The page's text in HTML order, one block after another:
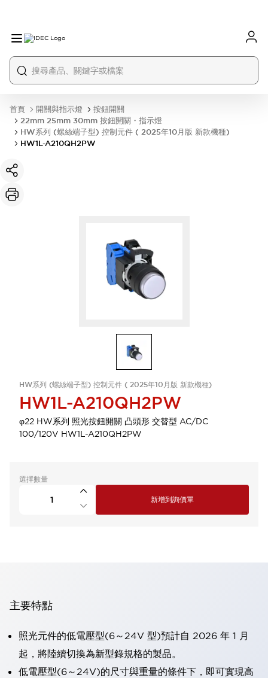
首頁 開關與指示燈
按鈕開關
22mm 25mm 30mm 按鈕開關・指示燈
HW系列 (螺絲端子型) 控制元件 ( 2025年10月版 新款機種)
HW1L-A210QH2PW
HW系列 (螺絲端子型) 控制元件 ( 2025年10月版 新款機種)
HW1L-A210QH2PW
φ22 HW系列 照光按鈕開關 凸頭形 交替型 AC/DC
100/120V HW1L-A210QH2PW
選擇數量
新增到詢價單
主要特點
照光元件的低電壓型(6～24V 型)預計自 2026 年 1 月
起，將陸續切換為新型錄規格的製品。
低電壓型(6～24V)的尺寸與重量的條件下，即可實現高